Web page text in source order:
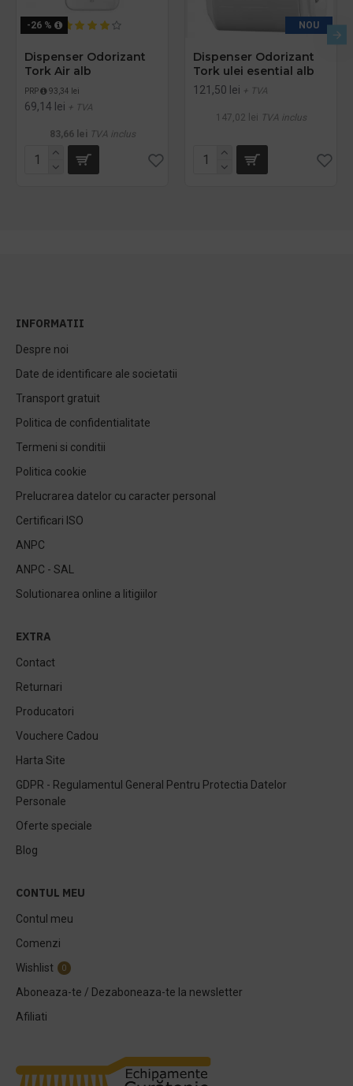
-26 %
Dispenser Odorizant
Tork Air alb
PRP 93,34 lei
69,14 lei + TVA
83,66 lei TVA inclus
NOU
Dispenser Odorizant
Tork ulei esential alb
121,50 lei + TVA
147,02 lei TVA inclus
INFORMATII
Despre noi
Date de identificare ale societatii
Transport gratuit
Politica de confidentialitate
Termeni si conditii
Politica cookie
Prelucrarea datelor cu caracter personal
Certificari ISO
ANPC
ANPC - SAL
Solutionarea online a litigiilor
EXTRA
Contact
Returnari
Producatori
Vouchere Cadou
Harta Site
GDPR - Regulamentul General Pentru Protectia Datelor
Personale
Oferte speciale
Blog
CONTUL MEU
Contul meu
Comenzi
Wishlist
0
Aboneaza-te / Dezaboneaza-te la newsletter
Afiliati